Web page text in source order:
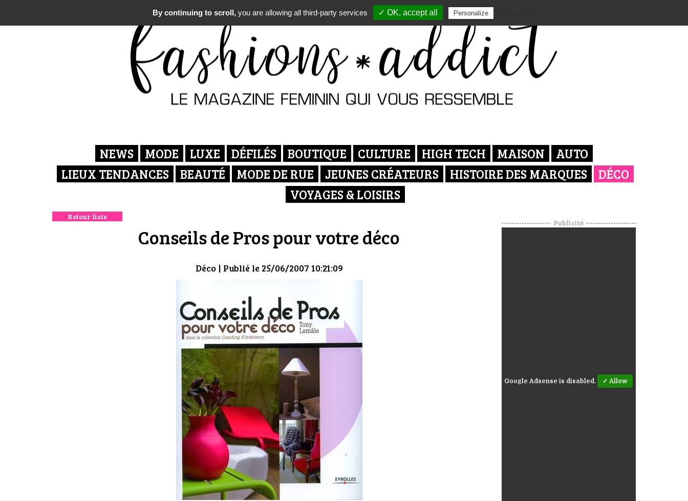
NEWS MODE LUXE DÉFILÉS BOUTIQUE CULTURE HIGH TECH MAISON
AUTO
LIEUX TENDANCES
BEAUTÉ MODE DE RUE JEUNES CRÉATEURS HISTOIRE DES MARQUES
DÉCO
VOYAGES & LOISIRS
Retour liste
Conseils de Pros pour votre déco
Déco| Publié le 25/06/2007 10:21:09
Publicité
Google Adsense is disabled. ✓ Allow
By continuing to scroll, you are allowing all third-party services ✓ OK, accept all Personalize